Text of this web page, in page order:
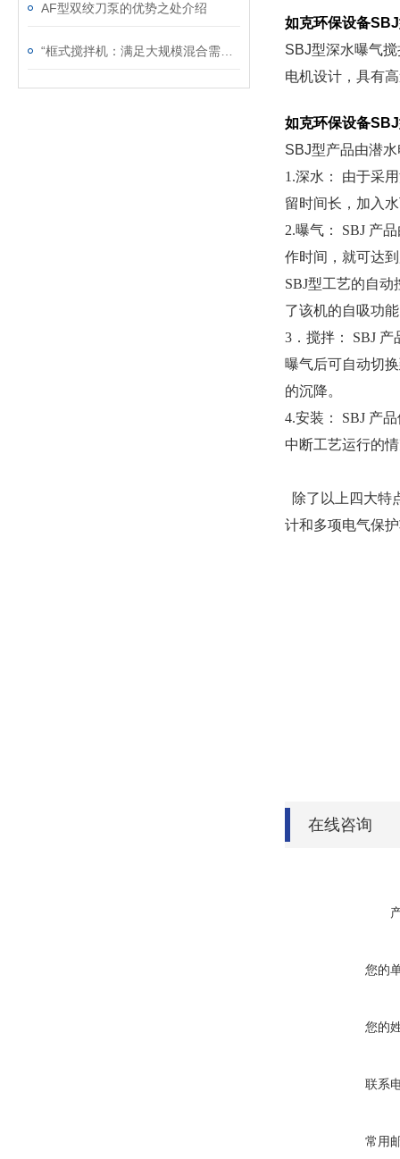
AF型双绞刀泵的优势之处介绍
如克环保设备
SBJ型深水曝气
电机设计，具有
如克环保设备
SBJ型产品由潜
1.深水： 由于采
留时间长，加入
2.曝气： SBJ 产
作时间，就可达
SBJ型工艺的自动
了该机的自吸功
3．搅拌： SBJ
曝气后可自动切
的沉降。
4.安装： SBJ 产
中断工艺运行的
除了以上四大特
计和多项电气保
在线咨询
您的
您的
联系
常用